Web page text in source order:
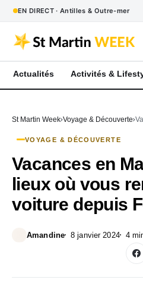
EN DIRECT · Antilles & Outre-mer
Actualités Activités &
St Martin Week Voyage & Découverte
VOYAGE & DÉCOUVERTE
Vacances en
lieux où vous
voiture depuis
Amandine 8 janvier 2024 4